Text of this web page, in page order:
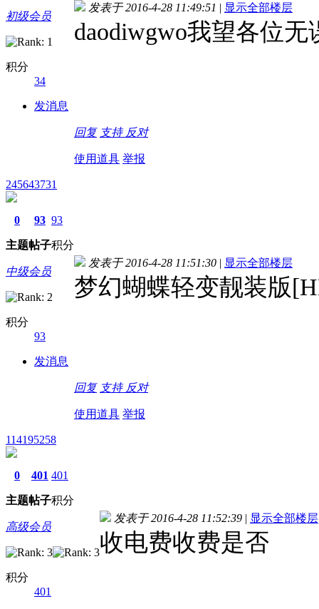
初级会员
积分
34
发消息
发表于 2016-4-28 11:49:51 | 显示全部楼层
daodiwgwo我望各位无
回复 支持 反对
使用道具 举报
245643731
0
主题
93
帖子
93
积分
中级会员
积分
93
发消息
发表于 2016-4-28 11:51:30 | 显示全部楼层
梦幻蝴蝶轻变靓装版
回复 支持 反对
使用道具 举报
114195258
0
主题
401
帖子
401
积分
高级会员
积分
401
发表于 2016-4-28 11:52:39 | 显示全部楼层
收电费收费是否